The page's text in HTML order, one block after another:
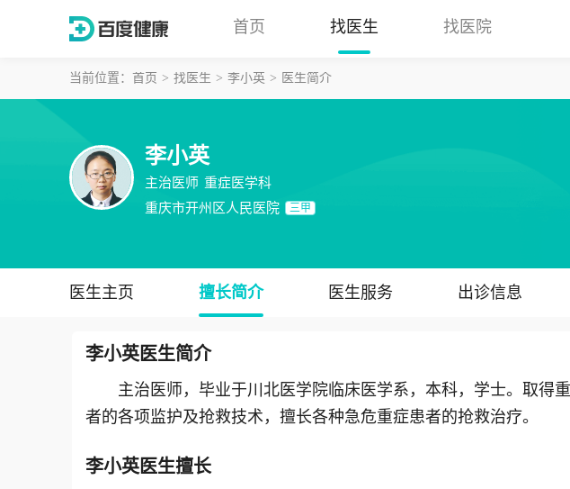
首页 找医生 找医院
当前位置： 首页 找医生 李小英 医生简介
李小英
主治医师 重症医学科
重庆市开州区人民医院
三甲
医生主页 擅长简介 医生服务 出诊信息
李小英医生简介
主治医师，毕业于川北医学院临床医学系，本科，学士。取得
者的各项监护及抢救技术，擅长各种急危重症患者的抢救治疗。
李小英医生擅长